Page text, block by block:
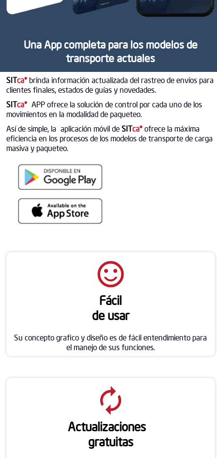
Una App completa para los modelos de
transporte actuales
SITca® brinda información actualizada del rastreo de envíos para
clientes finales, estados de guías y novedades.
SITca® APP ofrece la solución de control por cada uno de los
movimientos en la modalidad de paqueteo.
Así de simple, la aplicación móvil deSITca® ofrece la máxima
eficiencia en los procesos de los modelos de transporte de carga
masiva y paqueteo.
sentiment_satisfied_alt
Fácil
de usar
Su concepto grafico y diseño es de fácil entendimiento para
el manejo de sus funciones.
autorenew
Actualizaciones
gratuitas